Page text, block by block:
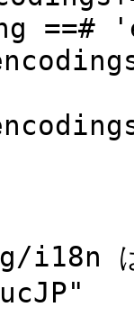
==#
i18n